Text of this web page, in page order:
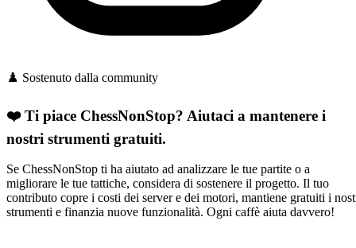
♟️ Sostenuto dalla community
❤️ Ti piace ChessNonStop? Aiutaci a mantenere i
nostri strumenti gratuiti.
Se ChessNonStop ti ha aiutato ad analizzare le tue partite o a
migliorare le tue tattiche, considera di sostenere il progetto. Il tuo
contributo copre i costi dei server e dei motori, mantiene gratuiti i
strumenti e finanzia nuove funzionalità. Ogni caffè aiuta davvero!